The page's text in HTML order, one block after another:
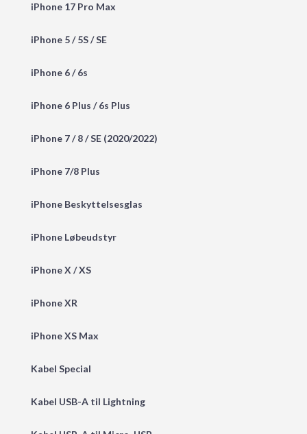
iPhone 17 Pro Max
iPhone 5 / 5S / SE
iPhone 6 / 6s
iPhone 6 Plus / 6s Plus
iPhone 7 / 8 / SE (2020/2022)
iPhone 7/8 Plus
iPhone Beskyttelsesglas
iPhone Løbeudstyr
iPhone X / XS
iPhone XR
iPhone XS Max
Kabel Special
Kabel USB-A til Lightning